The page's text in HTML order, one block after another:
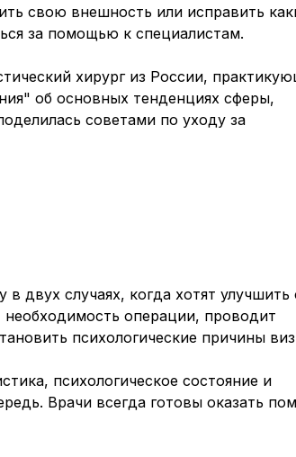
свою внешность или исправить
за помощью к специалистам.
хирург из России,
об основных тенденциях сферы,
советами по уходу за
двух случаях, когда хотят
операции, проводит
психологические причины
психологическое состояние и
Врачи всегда готовы оказать